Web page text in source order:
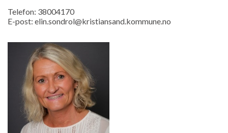
Telefon: 38004170
E-post: elin.sondrol@kristiansand.kommune.no